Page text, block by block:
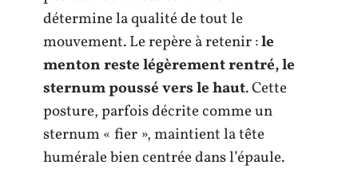
détermine la qualité de tout le
mouvement. Le repère à retenir :le
menton reste légèrement rentré, le
sternum poussé vers le haut. Cette
posture, parfois décrite comme un
sternum « fier », maintient la tête
humérale bien centrée dans l’épaule.